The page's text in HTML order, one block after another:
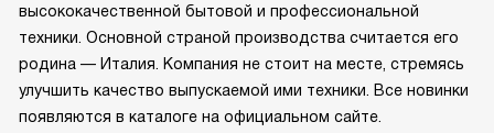
высококачественной бытовой и профессиональной
техники. Основной страной производства считается его
родина — Италия. Компания не стоит на месте, стремясь
улучшить качество выпускаемой ими техники. Все новинки
появляются в каталоге на официальном сайте.